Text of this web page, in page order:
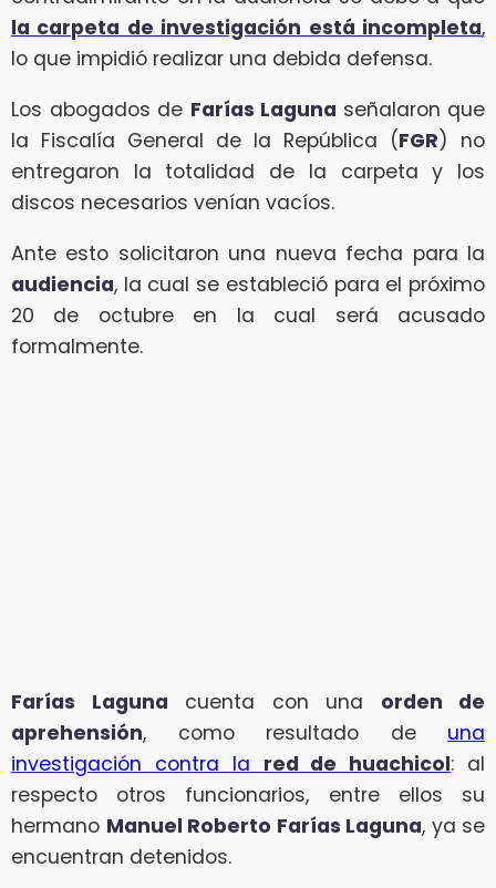
la carpeta de investigación está incompleta,
lo que impidió realizar una debida defensa.
Los abogados de Farías Laguna señalaron que
la Fiscalía General de la República (FGR) no
entregaron la totalidad de la carpeta y los
discos necesarios venían vacíos.
Ante esto solicitaron una nueva fecha para la
audiencia, la cual se estableció para el próximo
20 de octubre en la cual será acusado
formalmente.
Farías Laguna cuenta con una orden de
aprehensión, como resultado de una
investigación contra la red de huachicol: al
respecto otros funcionarios, entre ellos su
hermano Manuel Roberto Farías Laguna, ya se
encuentran detenidos.